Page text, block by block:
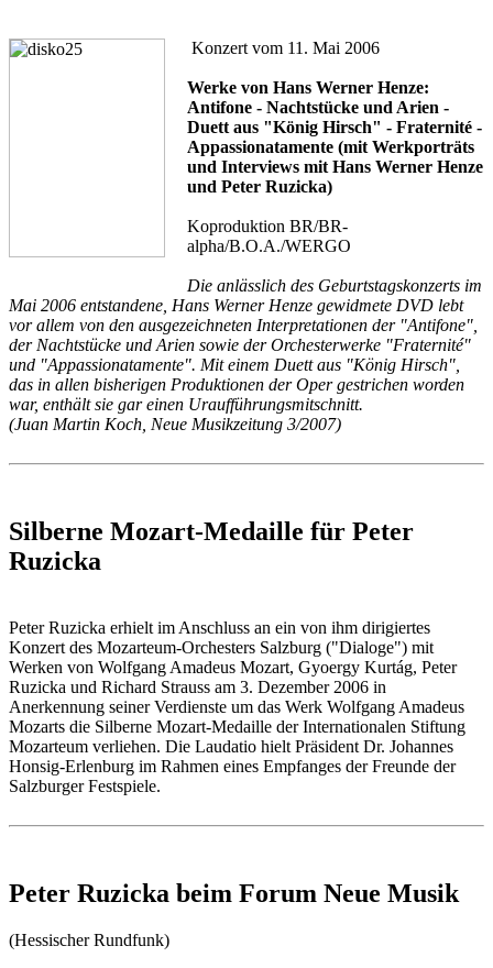
Konzert vom 11. Mai 2006
Werke von Hans Werner Henze:
Antifone - Nachtstücke und Arien -
Duett aus "König Hirsch" - Fraternité -
Appassionatamente (mit Werkporträts
und Interviews mit Hans Werner Henze
und Peter Ruzicka)
Koproduktion BR/BR-
alpha/B.O.A./WERGO
Die anlässlich des Geburtstagskonzerts im
Mai 2006 entstandene, Hans Werner Henze gewidmete DVD lebt
vor allem von den ausgezeichneten Interpretationen der "Antifone",
der Nachtstücke und Arien sowie der Orchesterwerke "Fraternité"
und "Appassionatamente". Mit einem Duett aus "König Hirsch",
das in allen bisherigen Produktionen der Oper gestrichen worden
war, enthält sie gar einen Uraufführungsmitschnitt.
(Juan Martin Koch, Neue Musikzeitung 3/2007)
Silberne Mozart-Medaille für Peter
Ruzicka
Peter Ruzicka erhielt im Anschluss an ein von ihm dirigiertes
Konzert des Mozarteum-Orchesters Salzburg ("Dialoge") mit
Werken von Wolfgang Amadeus Mozart, Gyoergy Kurtág, Peter
Ruzicka und Richard Strauss am 3. Dezember 2006 in
Anerkennung seiner Verdienste um das Werk Wolfgang Amadeus
Mozarts die Silberne Mozart-Medaille der Internationalen Stiftung
Mozarteum verliehen. Die Laudatio hielt Präsident Dr. Johannes
Honsig-Erlenburg im Rahmen eines Empfanges der Freunde der
Salzburger Festspiele.
Peter Ruzicka beim Forum Neue Musik
(Hessischer Rundfunk)